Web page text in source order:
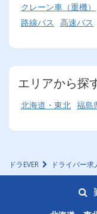
クレーン車（重機）
路線バス
高速バス
エリアから探
北海道・東北 福島
ドラEVER ドライバー求